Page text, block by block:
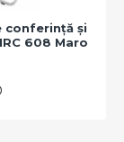
conferință și
608 Maro